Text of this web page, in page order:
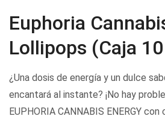
Euphoria
Lollipops (Caja
¿Una dosis de energía y un dulce
encantará al instante? ¡No hay
EUPHORIA CANNABIS ENERGY